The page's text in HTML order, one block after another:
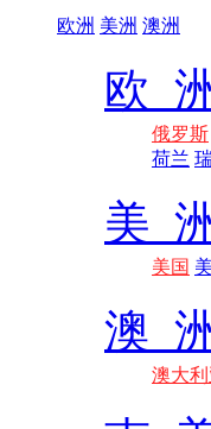
欧洲 美洲 澳洲
欧 洲
俄罗斯
荷兰
美 洲
美国
澳 洲
澳大利